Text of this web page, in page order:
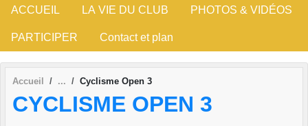
ACCUEIL LA VIE DU CLUB PHOTOS & VIDÉOS
PARTICIPER Contact et plan
Accueil Cyclisme Open 3
CYCLISME OPEN 3